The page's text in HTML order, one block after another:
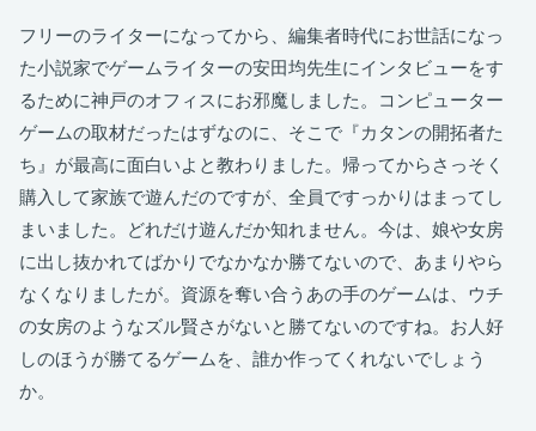
フリーのライターになってから、編集者時代にお世話になっ
た小説家でゲームライターの安田均先生にインタビューをす
るために神戸のオフィスにお邪魔しました。コンピューター
ゲームの取材だったはずなのに、そこで『カタンの開拓者た
ち』が最高に面白いよと教わりました。帰ってからさっそく
購入して家族で遊んだのですが、全員ですっかりはまってし
まいました。どれだけ遊んだか知れません。今は、娘や女房
に出し抜かれてばかりでなかなか勝てないので、あまりやら
なくなりましたが。資源を奪い合うあの手のゲームは、ウチ
の女房のようなズル賢さがないと勝てないのですね。お人好
しのほうが勝てるゲームを、誰か作ってくれないでしょう
か。